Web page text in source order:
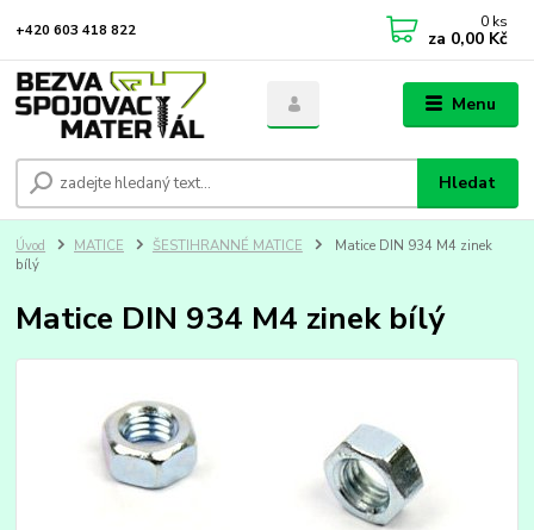
Menu
Hledat
+420 603 418 822 0 ks
za 0,00 Kč
Úvod MATICE ŠESTIHRANNÉ MATICE
Matice DIN 934 M4 zinek
bílý
Matice DIN 934 M4 zinek bílý